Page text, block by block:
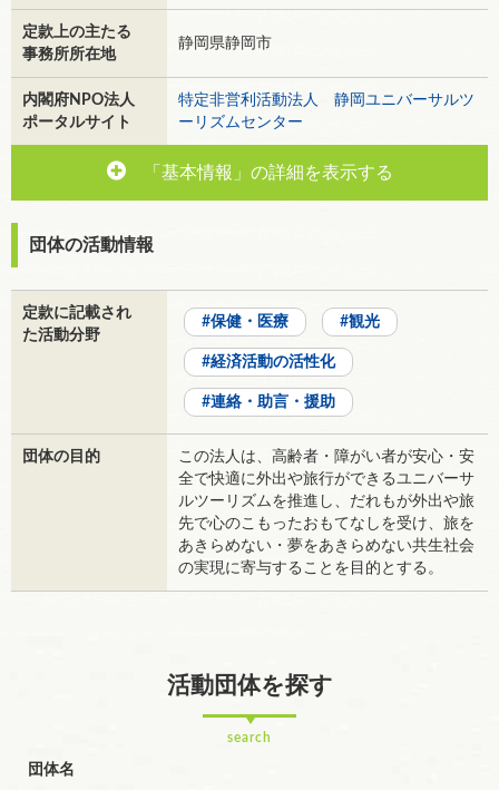
定款上の主たる
事務所所在地
静岡県静岡市
内閣府NPO法人
ポータルサイト
特定非営利活動法人 静岡ユニバーサルツ
ーリズムセンター
「基本情報」の詳細を表示する
団体の活動情報
定款に記載され
た活動分野
保健・医療 観光
経済活動の活性化
連絡・助言・援助
団体の目的
この法人は、高齢者・障がい者が安心・安
全で快適に外出や旅行ができるユニバーサ
ルツーリズムを推進し、だれもが外出や旅
先で心のこもったおもてなしを受け、旅を
あきらめない・夢をあきらめない共生社会
の実現に寄与することを目的とする。
活動団体を探す
search
団体名